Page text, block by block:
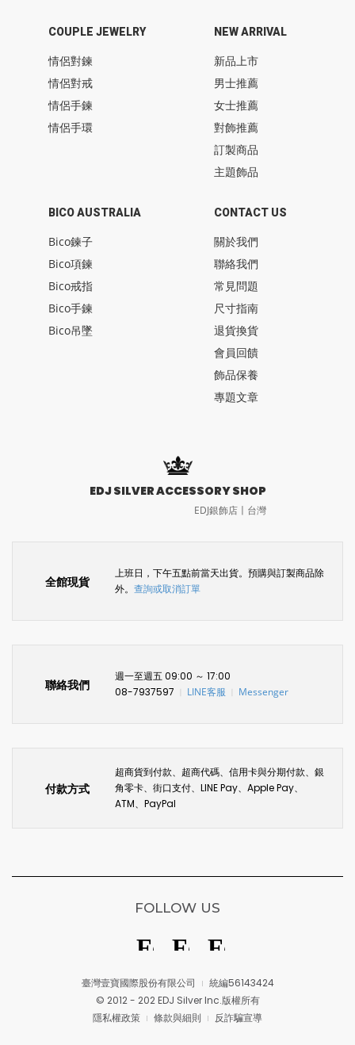
COUPLE JEWELRY
情侶對鍊
情侶對戒
情侶手鍊
情侶手環
BICO AUSTRALIA
Bico鍊子
Bico項鍊
Bico戒指
Bico手鍊
Bico吊墜
NEW ARRIVAL
新品上市
男士推薦
女士推薦
對飾推薦
訂製商品
主題飾品
CONTACT US
關於我們
聯絡我們
常見問題
尺寸指南
退貨換貨
會員回饋
飾品保養
專題文章
EDJ SILVER ACCESSORY SHOP
EDJ銀飾店〡台灣
全館現貨
上班日，下午五點前當天出貨。預購與訂製商品除
外。 查詢或取消訂單
聯絡我們
週一至週五 09:00 ～ 17:00
08-7937597
LINE客服 Messenger
付款方式
超商貨到付款、超商代碼、信用卡與分期付款、銀
角零卡、街口支付、LINE Pay、Apple Pay、
ATM、PayPal
臺灣壹寶國際股份有限公司
統編56143424
© 2012 - 202 EDJ Silver Inc.版權所有
隱私權政策
條款與細則 反詐騙宣導
FOLLOW US